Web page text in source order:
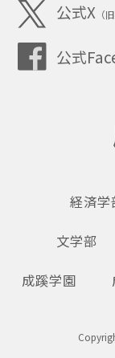
公式X （
公式
経済学
文学部
成蹊学園